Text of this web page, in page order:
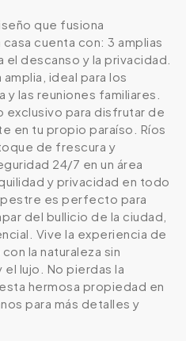
que fusiona
cuenta con: 3 amplias
descanso y la privacidad.
ideal para los
las reuniones familiares.
exclusivo para disfrutar de
en tu propio paraíso. Ríos
de frescura y
24/7 en un área
y privacidad en todo
es perfecto para
del bullicio de la ciudad,
Vive la experiencia de
la naturaleza sin
el lujo. No pierdas la
hermosa propiedad en
para más detalles y